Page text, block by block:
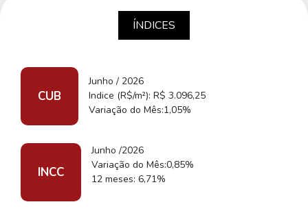
ÍNDICES
CUB
Junho / 2026
Indice (R$/m²): R$ 3.096,25
Variação do Mês:1,05%
INCC
Junho /2026
Variação do Mês:0,85%
12 meses: 6,71%